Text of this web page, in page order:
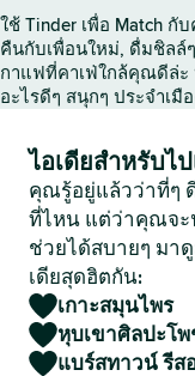
ใช้ Tinder เพื่อ Match กั
คืนกับเพื่อนใหม่, ดื่มชิลล์
กาแฟที่คาเฟ่ใกล้คุณดีล่ะ
อะไรดีๆ สนุกๆ ประจำเมื
ไอเดียสำหรับไ
คุณรู้อยู่แล้วว่าที่ๆ
ที่ไหน แต่ว่าคุณจะ
ช่วยได้สบายๆ มา
เดียสุดฮิตกัน:
เกาะสมุนไพร
หุบเขาศิลปะโ
แบร์สทาวน์ รีส